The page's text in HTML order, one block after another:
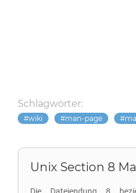
Schlagwörter:
wiki man-page
Unix Section 8